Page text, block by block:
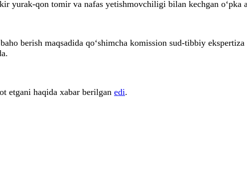
yurak-qon tomir va nafas yetishmovchiligi bilan kechgan o‘pka
berish maqsadida qo‘shimcha komission sud-tibbiy
etgani haqida xabar berilgan edi.